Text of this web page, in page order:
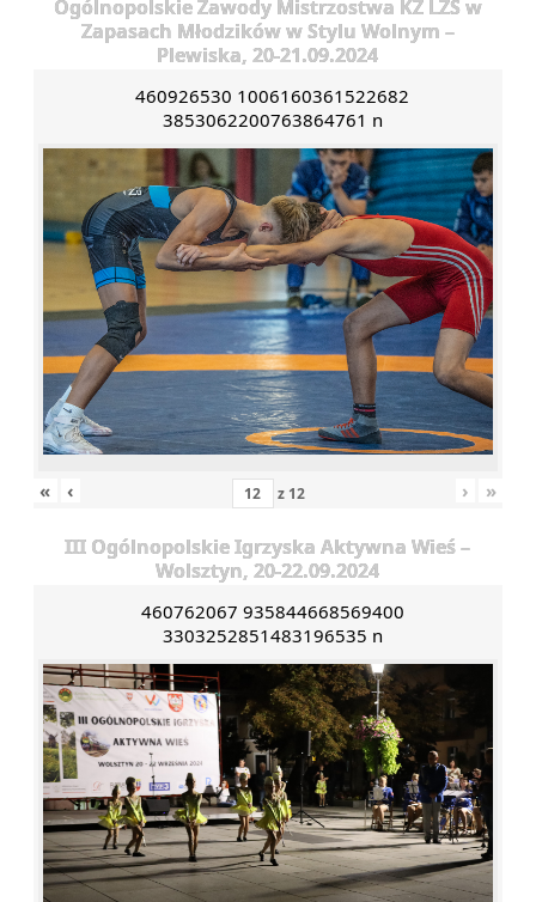
Ogólnopolskie Zawody Mistrzostwa KZ LZS w
Zapasach Młodzików w Stylu Wolnym –
Plewiska, 20-21.09.2024
460926530 1006160361522682
3853062200763864761 n
« ‹ z 12 › »
III Ogólnopolskie Igrzyska Aktywna Wieś –
Wolsztyn, 20-22.09.2024
460762067 935844668569400
3303252851483196535 n